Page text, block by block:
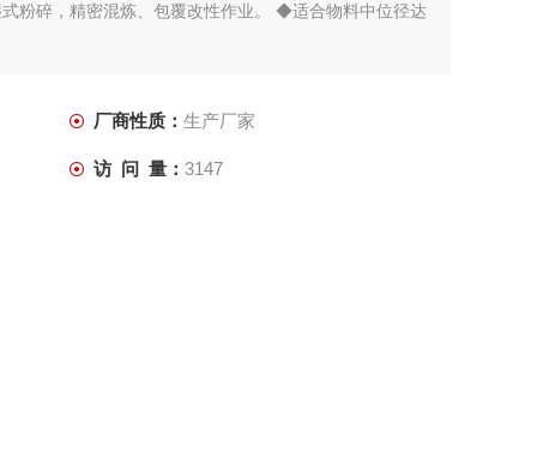
粉碎，精密混炼、包覆改性作业。 ◆适合物料中位径达
厂商性质： 生产厂家
访 问 量： 3147